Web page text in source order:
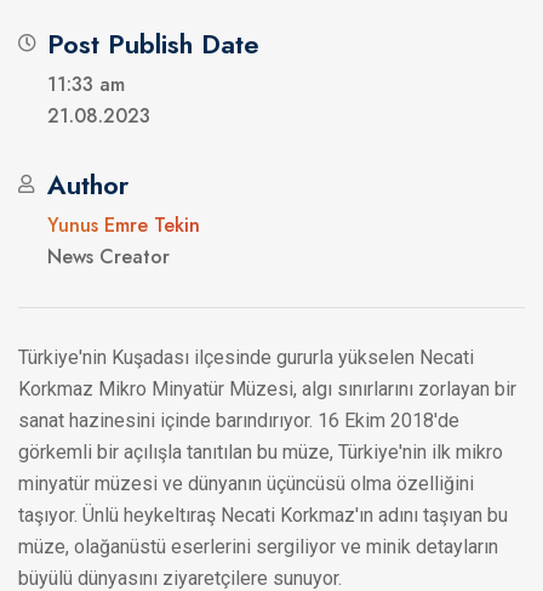
Post Publish Date
11:33 am
21.08.2023
Author
Yunus Emre Tekin
News Creator
Türkiye'nin Kuşadası ilçesinde gururla yükselen Necati
Korkmaz Mikro Minyatür Müzesi, algı sınırlarını zorlayan bir
sanat hazinesini içinde barındırıyor. 16 Ekim 2018'de
görkemli bir açılışla tanıtılan bu müze, Türkiye'nin ilk mikro
minyatür müzesi ve dünyanın üçüncüsü olma özelliğini
taşıyor. Ünlü heykeltıraş Necati Korkmaz'ın adını taşıyan bu
müze, olağanüstü eserlerini sergiliyor ve minik detayların
büyülü dünyasını ziyaretçilere sunuyor.